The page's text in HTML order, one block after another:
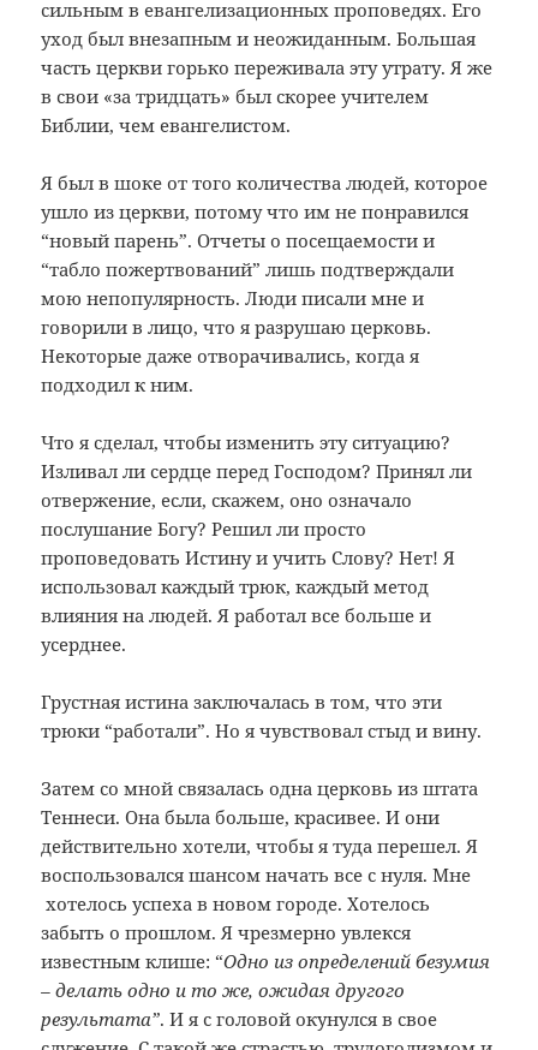
сильным в евангелизационных проповедях. Его
уход был внезапным и неожиданным. Большая
часть церкви горько переживала эту утрату. Я же
в свои «за тридцать» был скорее учителем
Библии, чем евангелистом.
Я был в шоке от того количества людей, которое
ушло из церкви, потому что им не понравился
“новый парень”. Отчеты о посещаемости и
“табло пожертвований” лишь подтверждали
мою непопулярность. Люди писали мне и
говорили в лицо, что я разрушаю церковь.
Некоторые даже отворачивались, когда я
подходил к ним.
Что я сделал, чтобы изменить эту ситуацию?
Изливал ли сердце перед Господом? Принял ли
отвержение, если, скажем, оно означало
послушание Богу? Решил ли просто
проповедовать Истину и учить Слову? Нет! Я
использовал каждый трюк, каждый метод
влияния на людей. Я работал все больше и
усерднее.
Грустная истина заключалась в том, что эти
трюки “работали”. Но я чувствовал стыд и вину.
Затем со мной связалась одна церковь из штата
Теннеси. Она была больше, красивее. И они
действительно хотели, чтобы я туда перешел. Я
воспользовался шансом начать все с нуля. Мне
хотелось успеха в новом городе. Хотелось
забыть о прошлом. Я чрезмерно увлекся
известным клише: “Одно из определений безумия
– делать одно и то же, ожидая другого
результата”. И я с головой окунулся в свое